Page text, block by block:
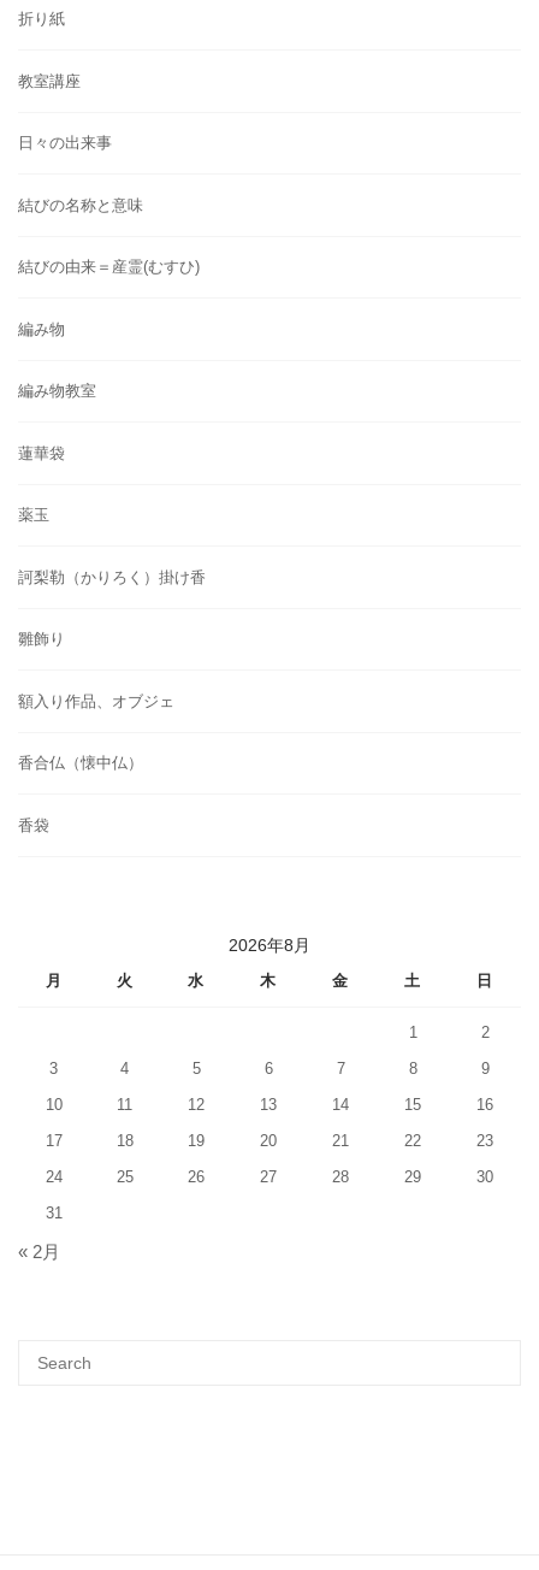
折り紙
教室講座
日々の出来事
結びの名称と意味
結びの由来＝産霊(むすひ)
編み物
編み物教室
蓮華袋
薬玉
訶梨勒（かりろく）掛け香
雛飾り
額入り作品、オブジェ
香合仏（懐中仏）
香袋
2026年8月
月 火 水 木 金 土 日
1
2
3
4 5 6 7 8
9
10
11 12 13 14 15
16
17
18 19 20 21 22
23
24
25 26 27 28 29
30
31
« 2月